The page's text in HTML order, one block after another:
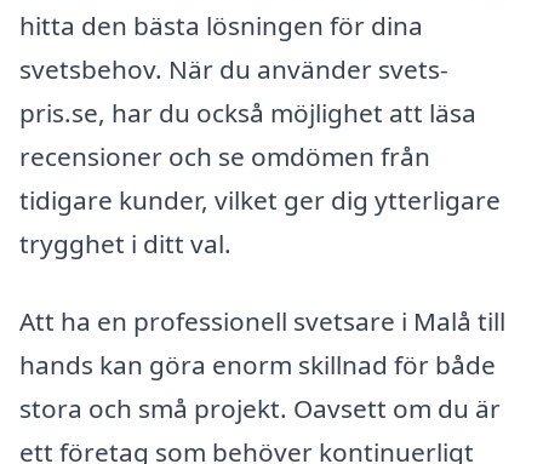
hitta den bästa lösningen för dina
svetsbehov. När du använder svets-
pris.se, har du också möjlighet att läsa
recensioner och se omdömen från
tidigare kunder, vilket ger dig ytterligare
trygghet i ditt val.
Att ha en professionell svetsare i Malå till
hands kan göra enorm skillnad för både
stora och små projekt. Oavsett om du är
ett företag som behöver kontinuerligt